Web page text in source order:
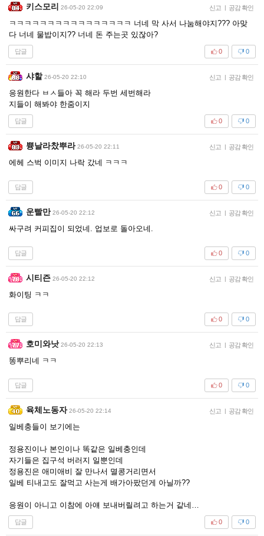
키스모리 26-05-20 22:09 신고 | 공감 확인
ㅋㅋㅋㅋㅋㅋㅋㅋㅋㅋㅋㅋㅋㅋㅋㅋ 너네 막 사서 나눔해야지??? 아맞
다 너네 물밥이지?? 너네 돈 주는곳 있잖아?
답글 0
0
샤할 26-05-20 22:10 신고 | 공감 확인
응원한다 ㅂㅅ들아 꼭 해라 두번 세번해라
지들이 해봐야 한줌이지
답글 0
0
쁑날라찼뿌라 26-05-20 22:11 신고 | 공감 확인
에헤 스벅 이미지 나락 갔네 ㅋㅋㅋ
답글 0
0
운빨만 26-05-20 22:12 신고 | 공감 확인
싸구려 커피집이 되었네. 업보로 돌아오네.
답글 0
0
시티즌 26-05-20 22:12 신고 | 공감 확인
화이팅 ㅋㅋ
답글 0
0
호미와낫 26-05-20 22:13 신고 | 공감 확인
똥뿌리네 ㅋㅋ
답글 0
0
육체노동자 26-05-20 22:14 신고 | 공감 확인
일베충들이 보기에는
정용진이나 본인이나 똑같은 일베충인데
자기들은 집구석 버러지 일뿐인데
정용진은 애미애비 잘 만나서 멸콩거리면서
일베 티내고도 잘먹고 사는게 배가아팠던게 아닐까??
응원이 아니고 이참에 아얘 보내버릴려고 하는거 같네…
답글 0
0